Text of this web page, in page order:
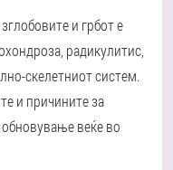
и грбот е
радикулитис,
скелетниот систем.
и причините за
обновување веќе во